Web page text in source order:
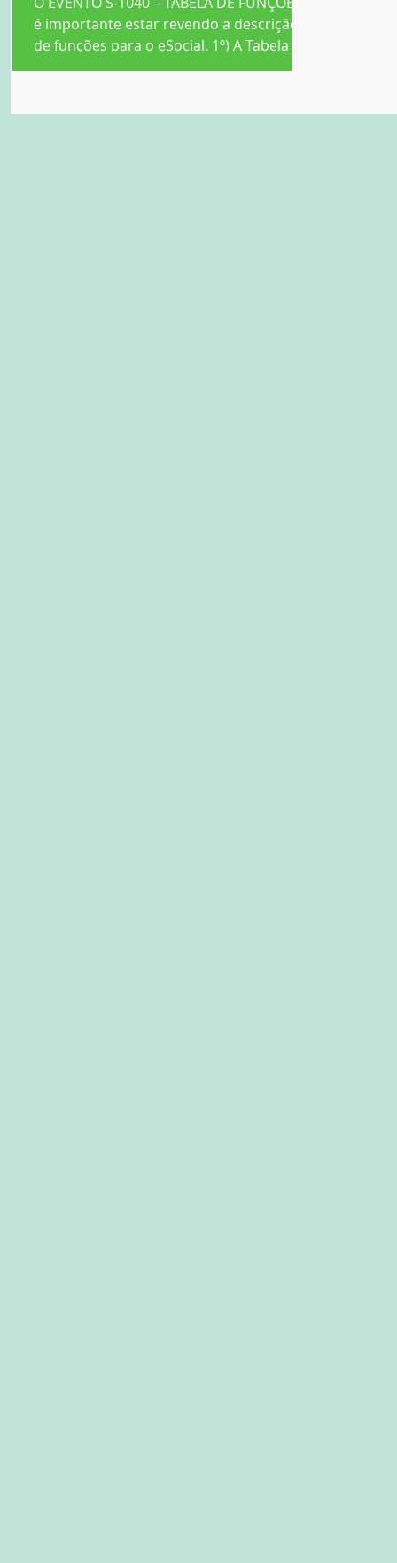
é importante estar revendo a descrição
de funções para o eSocial. 1º) A Tabela de
Funções guarda as...